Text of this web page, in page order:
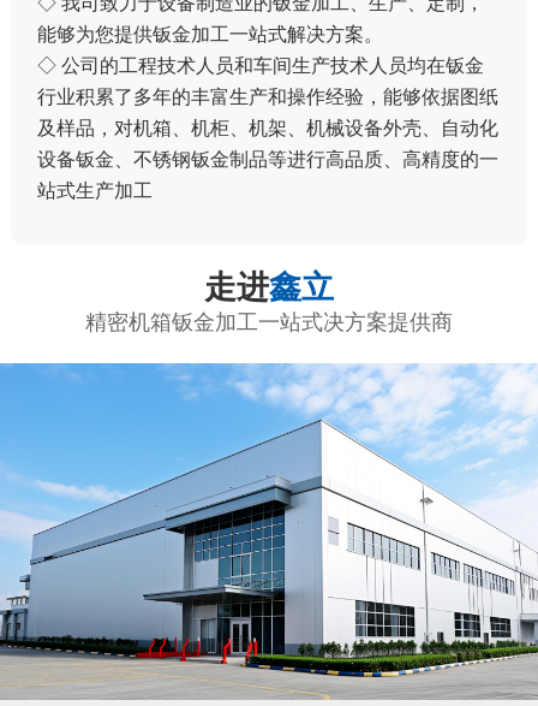
能够为您提供钣金加工一站式解决方案。
◇ 公司的工程技术人员和车间生产技术人员均在钣金
行业积累了多年的丰富生产和操作经验，能够依据图纸
及样品，对机箱、机柜、机架、机械设备外壳、自动化
设备钣金、不锈钢钣金制品等进行高品质、高精度的一
站式生产加工
走进鑫立
精密机箱钣金加工一站式决方案提供商